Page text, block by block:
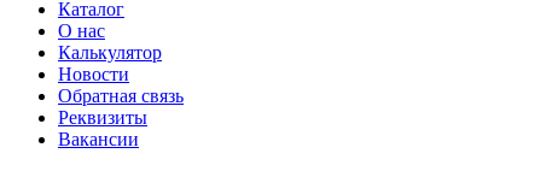
Каталог
О нас
Калькулятор
Новости
Обратная связь
Реквизиты
Вакансии